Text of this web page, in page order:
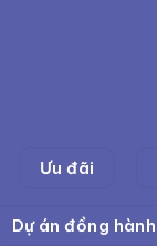
Ưu đãi
Dự án đồng hành